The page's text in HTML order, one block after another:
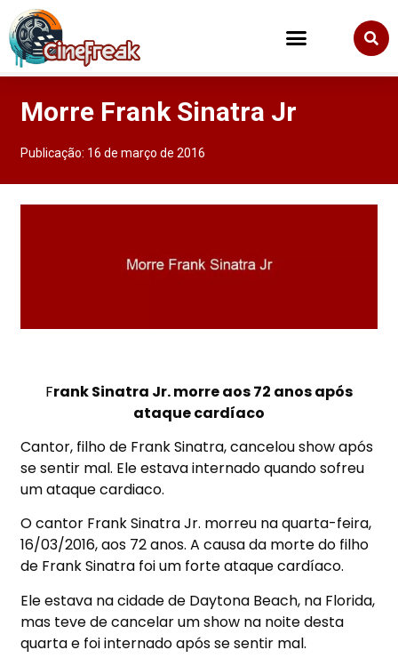
Morre Frank Sinatra Jr
Publicação: 16 de março de 2016
Frank Sinatra Jr. morre aos 72 anos após
ataque cardíaco
Cantor, filho de Frank Sinatra, cancelou show após
se sentir mal. Ele estava internado quando sofreu
um ataque cardiaco.
O cantor Frank Sinatra Jr. morreu na quarta-feira,
16/03/2016, aos 72 anos. A causa da morte do filho
de Frank Sinatra foi um forte ataque cardíaco.
Ele estava na cidade de Daytona Beach, na Florida,
mas teve de cancelar um show na noite desta
quarta e foi internado após se sentir mal.